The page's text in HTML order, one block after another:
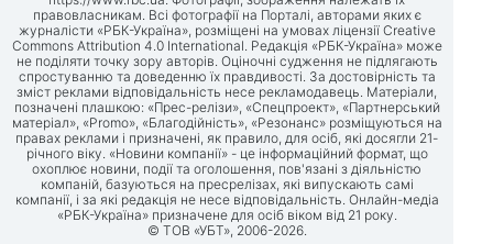
правовласникам. Всі фотографії на Порталі, авторами яких є
журналісти «РБК-Україна», розміщені на умовах ліцензії Creative
Commons Attribution 4.0 International. Редакція «РБК-Україна» може
не поділяти точку зору авторів. Оціночні судження не підлягають
спростуванню та доведенню їх правдивості. За достовірність та
зміст реклами відповідальність несе рекламодавець. Матеріали,
позначені плашкою: «Прес-релізи», «Спецпроект», «Партнерський
матеріал», «Promo», «Благодійність», «Резонанс» розміщуються на
правах реклами і призначені, як правило, для осіб, які досягли 21-
річного віку. «Новини компанії» - це інформаційний формат, що
охоплює новини, події та оголошення, пов'язані з діяльністю
компаній, базуються на пресрелізах, які випускають самі
компанії, і за які редакція не несе відповідальність. Онлайн-медіа
«РБК-Україна» призначене для осіб віком від 21 року.
© ТОВ «УБТ», 2006-2026.